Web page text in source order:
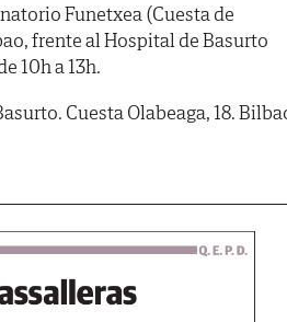
Funetxea (Cuesta de
frente al Hospital de Basurto
10h a 13h.
Cuesta Olabeaga, 18.